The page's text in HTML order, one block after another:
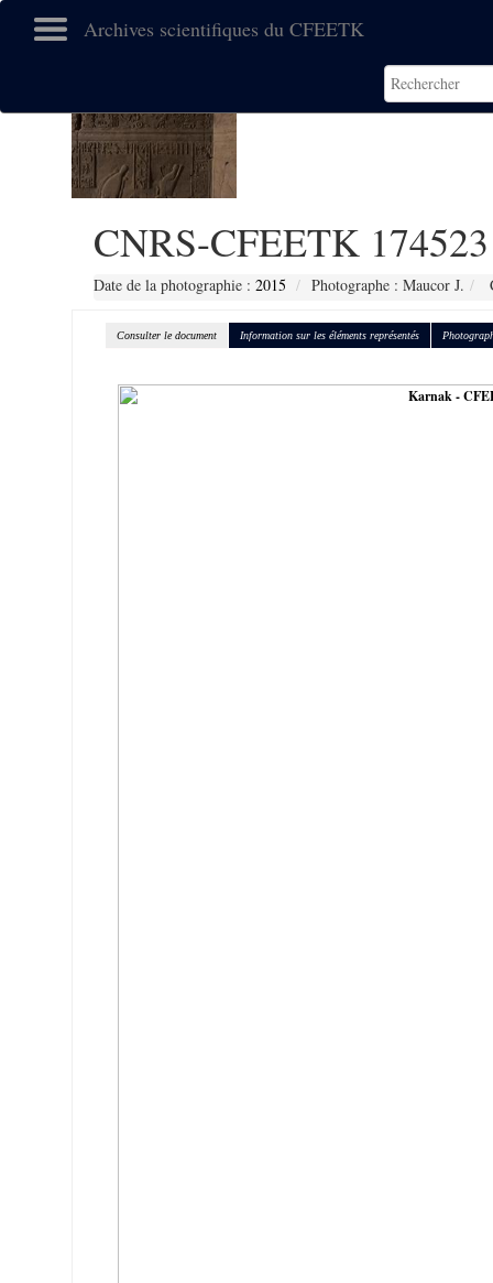
Archives scientifiques du CFEETK
CNRS-CFEETK 174523
Date de la photographie : 2015 Photographe : Maucor J.
Consulter le document Information sur les éléments représentés